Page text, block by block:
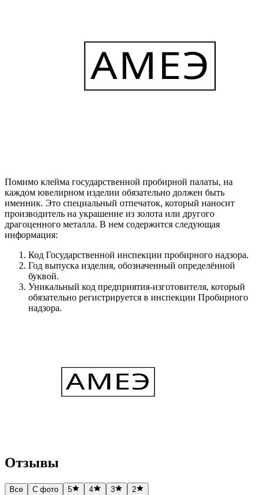
Помимо клейма государственной пробирной палаты, на
каждом ювелирном изделии обязательно должен быть
именник. Это специальный отпечаток, который наносит
производитель на украшение из золота или другого
драгоценного металла. В нем содержится следующая
информация:
Код Государственной инспекции пробирного надзора.
Год выпуска изделия, обозначенный определённой
буквой.
Уникальный код предприятия-изготовителя, который
обязательно регистрируется в инспекции Пробирного
надзора.
Отзывы
Все С фото 5 4 3 2